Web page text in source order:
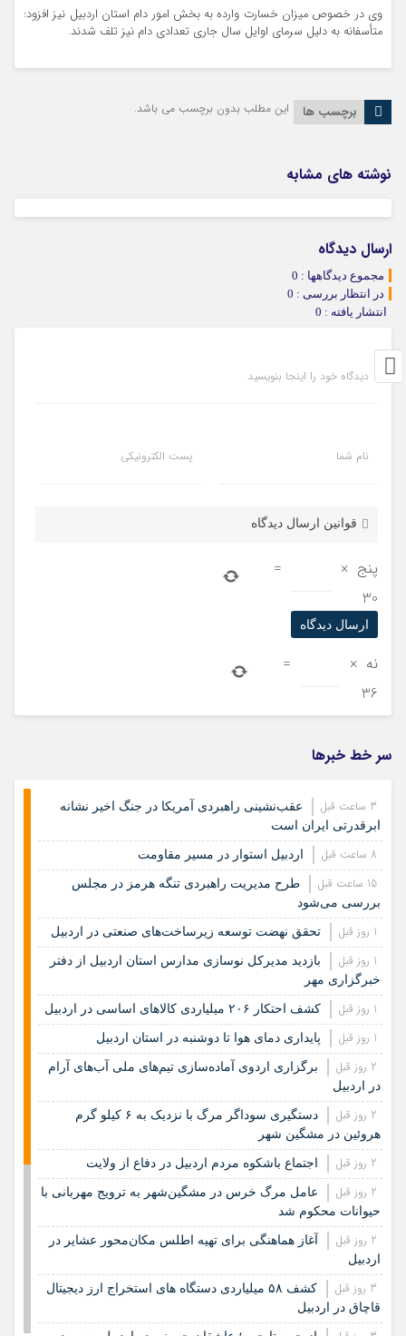
وی در خصوص میزان خسارت وارده به بخش امور دام استان اردبیل نیز افزود:
متأسفانه به دلیل سرمای اوایل سال جاری تعدادی دام نیز تلف شدند.
برچسب ها این مطلب بدون برچسب می باشد.
نوشته های مشابه
ارسال دیدگاه
مجموع دیدگاهها : 0
در انتظار بررسی : 0
انتشار یافته : 0
دیدگاه خود را اینجا بنویسید
نام شما پست الکترونیکی
قوانین ارسال دیدگاه
پنج ×
=
30
نه ×
=
36
سر خط خبرها
عقب‌نشینی راهبردی آمریکا در جنگ اخیر نشانه
ابرقدرتی ایران است
اردبیل استوار در مسیر مقاومت
طرح مدیریت راهبردی تنگه هرمز در مجلس
بررسی می‌شود
تحقق نهضت توسعه زیرساخت‌های صنعتی در اردبیل
بازدید مدیرکل نوسازی مدارس استان اردبیل از دفتر
خبرگزاری مهر
کشف احتکار ۲۰۶ میلیاردی کالاهای اساسی در اردبیل
پایداری دمای هوا تا دوشنبه در استان اردبیل
برگزاری اردوی آماده‌سازی تیم‌های ملی آب‌های آرام
در اردبیل
دستگیری سوداگر مرگ با نزدیک به ۶ کیلو گرم
هروئین در مشگین شهر
اجتماع باشکوه مردم اردبیل در دفاع از ولایت
عامل مرگ خرس در مشگین‌شهر به ترویج مهربانی با
حیوانات محکوم شد
آغاز هماهنگی برای تهیه اطلس مکان‌محور عشایر در
اردبیل
کشف ۵۸ میلیاردی دستگاه های استخراج ارز دیجیتال
قاچاق در اردبیل